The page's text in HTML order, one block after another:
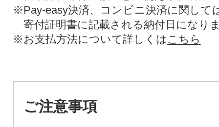
※Pay-easy決済、コンビニ決済に関して
寄付証明書に記載される納付日になり
※お支払方法について詳しくは こちら
ご注意事項